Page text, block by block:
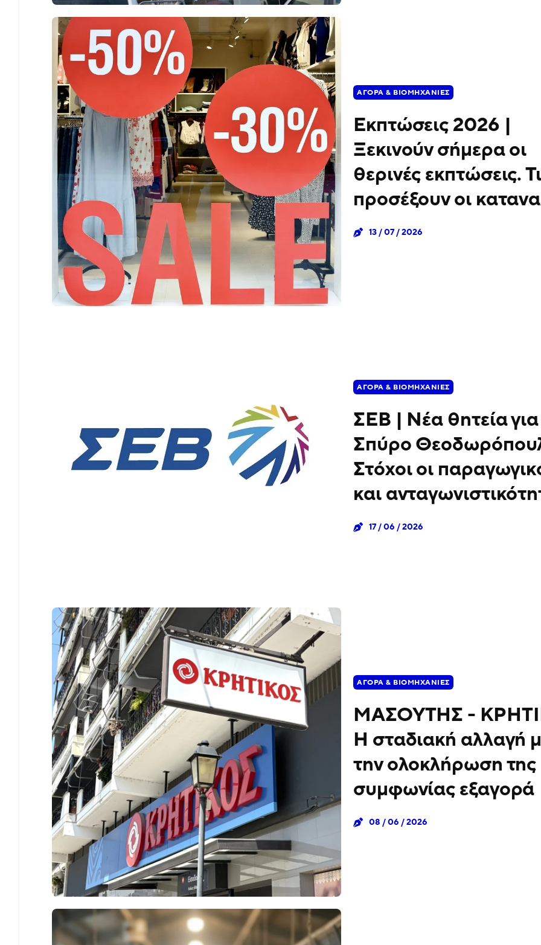
ΑΓΟΡΆ & ΒΙΟΜΗΧΑΝΊΕΣ
Εκπτώσεις 2026 |
Ξεκινούν σήμερα οι
θερινές εκπτώσεις.
προσέξουν οι
13 / 07 / 2026
ΑΓΟΡΆ & ΒΙΟΜΗΧΑΝΊΕΣ
ΣΕΒ | Νέα θητεία για
Σπύρο
Στόχοι οι
και
17 / 06 / 2026
ΑΓΟΡΆ & ΒΙΟΜΗΧΑΝΊΕΣ
ΜΑΣΟΥΤΗΣ -
Η σταδιακή αλλαγή
την ολοκλήρωση της
συμφωνίας εξαγορά
08 / 06 / 2026